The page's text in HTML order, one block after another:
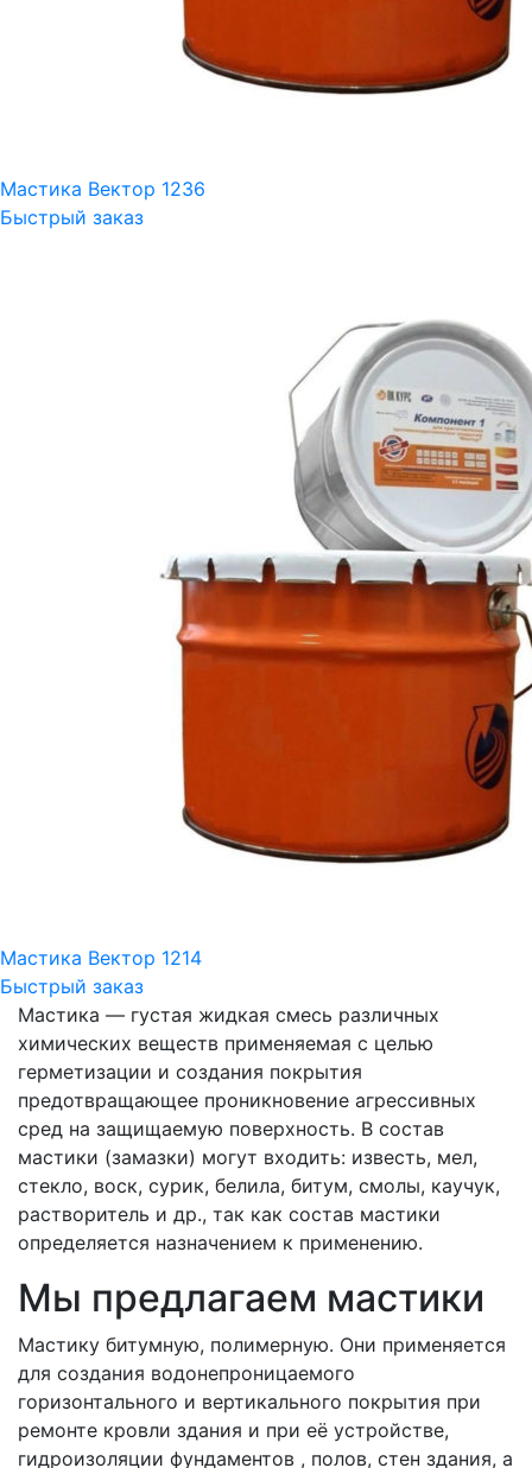
Мастика Вектор 1236
Быстрый заказ
Мастика Вектор 1214
Быстрый заказ
Мастика — густая жидкая смесь различных
химических веществ применяемая с целью
герметизации и создания покрытия
предотвращающее проникновение агрессивных
сред на защищаемую поверхность. В состав
мастики (замазки) могут входить: известь, мел,
стекло, воск, сурик, белила, битум, смолы, каучук,
растворитель и др., так как состав мастики
определяется назначением к применению.
Мы предлагаем мастики
Мастику битумную, полимерную. Они применяется
для создания водонепроницаемого
горизонтального и вертикального покрытия при
ремонте кровли здания и при её устройстве,
гидроизоляции фундаментов , полов, стен здания, а